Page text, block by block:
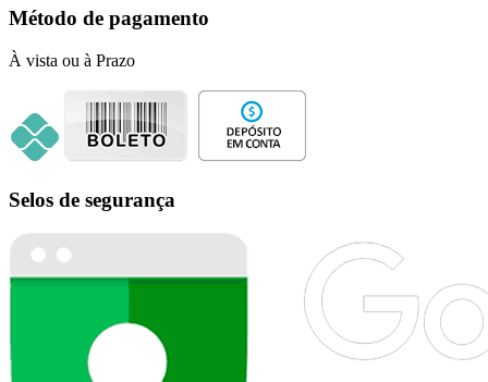
Método de pagamento
À vista ou à Prazo
Selos de segurança